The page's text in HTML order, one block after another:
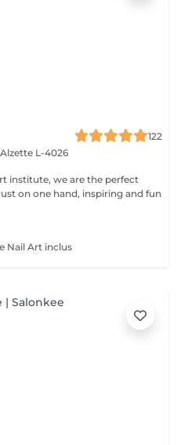
122
L-4026
institute, we are the perfect
on one hand, inspiring and fun
Nail Art inclus